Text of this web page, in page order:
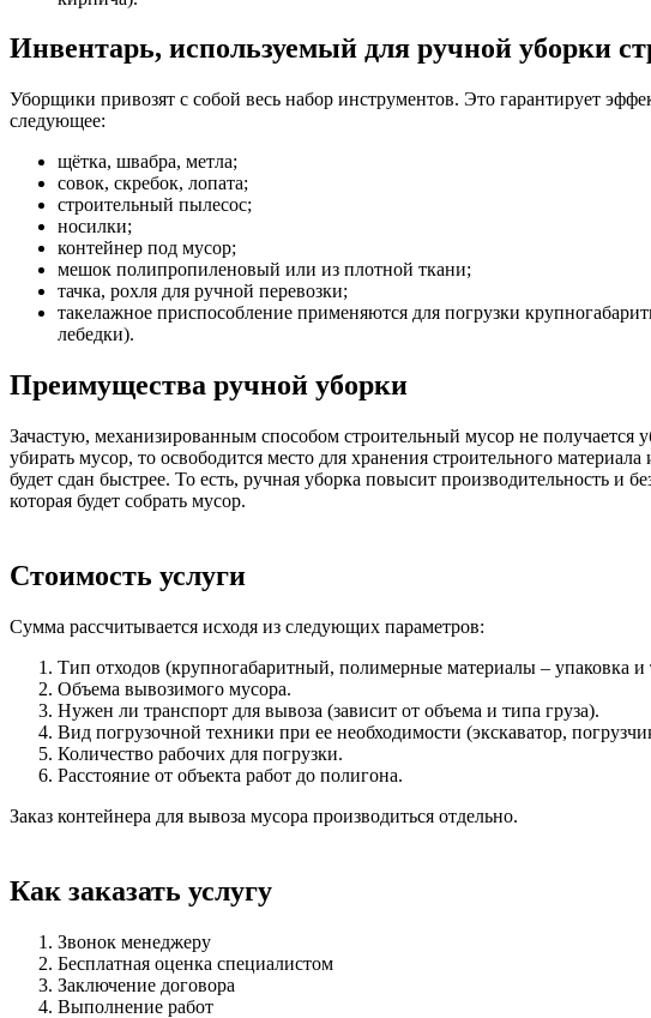
Инвентарь, используемый для ручной уборки
Уборщики привозят с собой весь набор инструментов. Это гарантирует
следующее:
щётка, швабра, метла;
совок, скребок, лопата;
строительный пылесос;
носилки;
контейнер под мусор;
мешок полипропиленовый или из плотной ткани;
тачка, рохля для ручной перевозки;
такелажное приспособление применяются для погрузки
лебедки).
Преимущества ручной уборки
Зачастую, механизированным способом строительный мусор не
убирать мусор, то освободится место для хранения строительного
будет сдан быстрее. То есть, ручная уборка повысит производительность и
которая будет собрать мусор.
Стоимость услуги
Сумма рассчитывается исходя из следующих параметров:
Тип отходов (крупногабаритный, полимерные материалы – упаковка и
Объема вывозимого мусора.
Нужен ли транспорт для вывоза (зависит от объема и типа груза).
Вид погрузочной техники при ее необходимости (экскаватор,
Количество рабочих для погрузки.
Расстояние от объекта работ до полигона.
Заказ контейнера для вывоза мусора производиться отдельно.
Как заказать услугу
Звонок менеджеру
Бесплатная оценка специалистом
Заключение договора
Выполнение работ